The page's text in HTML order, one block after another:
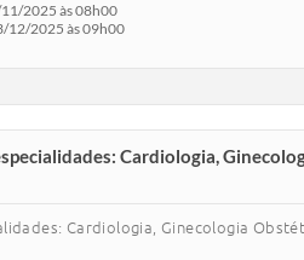
2025 às 08h00
12/2025 às 09h00
Cardiologia,
Cardiologia, Ginecologia